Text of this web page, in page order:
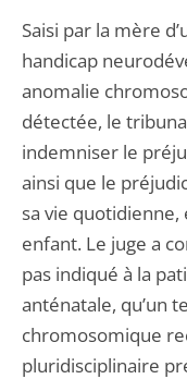
Saisi par la mère
handicap
anomalie
détectée, le
indemniser le
ainsi que le
sa vie quotidienne,
enfant. Le juge a
pas indiqué à la
anténatale, qu’un
chromosomique
pluridisciplinaire